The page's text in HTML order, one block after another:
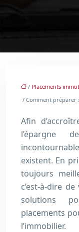
/ Placements
/ Comment préparer
Afin
l’épargne
existent. En
toujours
c’est-à-dire
solutions
placements